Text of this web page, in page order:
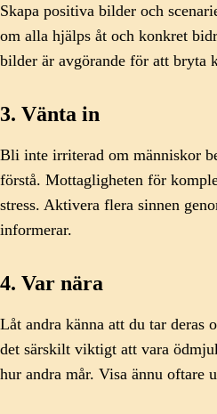
Skapa positiva bilder och
om alla hjälps åt och konkret
bilder är avgörande för att bryta
3. Vänta in
Bli inte irriterad om människor
förstå. Mottagligheten för
stress. Aktivera flera sinnen
informerar.
4. Var nära
Låt andra känna att du tar deras
det särskilt viktigt att vara
hur andra mår. Visa ännu oftare